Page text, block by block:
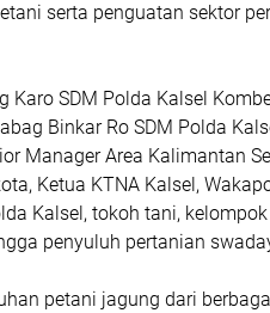
serta penguatan sektor
SDM Polda Kalsel
Binkar Ro SDM Polda
Manager Area Kalimantan
Ketua KTNA Kalsel,
Kalsel, tokoh tani,
penyuluh pertanian
petani jagung dari